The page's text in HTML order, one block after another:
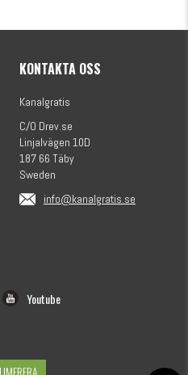
89 kr
KONTAKTA OSS
Kanalgratis
C/O Drev.se
Linjalvägen 10D
187 66 Täby
Sweden
info@kanalgratis.se
Youtube